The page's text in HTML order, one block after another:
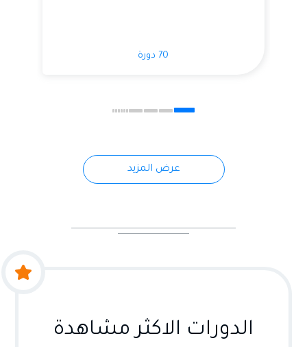
70 دورة
عرض المزيد
الدورات الاكثر مشاهدة